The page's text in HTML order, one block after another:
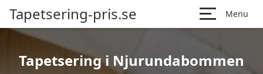
Tapetsering-pris.se Menu
Tapetsering i Njurundabommen